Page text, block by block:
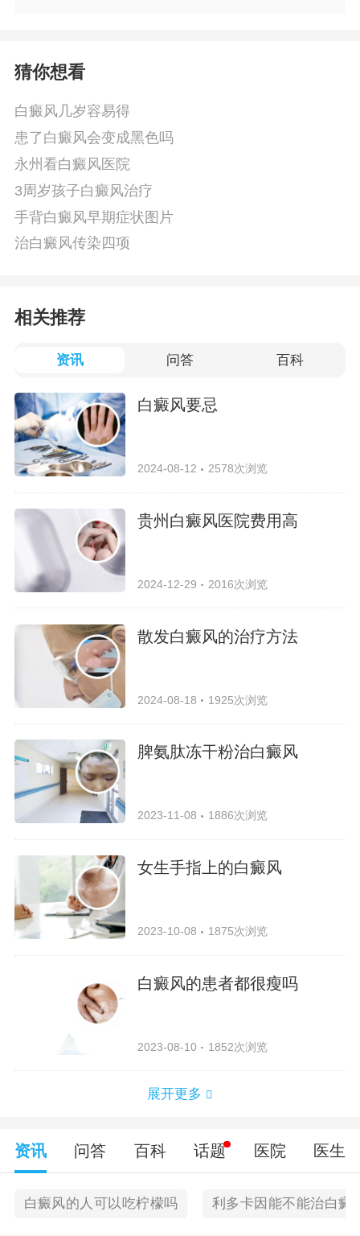
猜你想看
白癜风几岁容易得
患了白癜风会变成黑色吗
永州看白癜风医院
3周岁孩子白癜风治疗
手背白癜风早期症状图片
治白癜风传染四项
相关推荐
资讯 问答 百科
白癜风要忌
2024-08-12 2578次浏览
贵州白癜风医院费用高
2024-12-29 2016次浏览
散发白癜风的治疗方法
2024-08-18 1925次浏览
脾氨肽冻干粉治白癜风
2023-11-08 1886次浏览
女生手指上的白癜风
2023-10-08 1875次浏览
白癜风的患者都很瘦吗
2023-08-10 1852次浏览
展开更多
资讯 问答 百科 话题 医院 医生
白癜风的人可以吃柠檬吗 利多卡因能不能治白癜